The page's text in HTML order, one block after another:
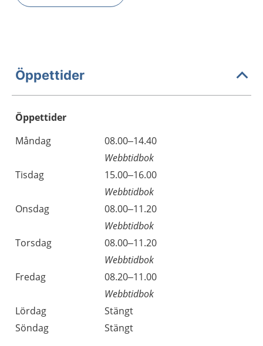
Öppettider
Öppettider
Dag
Öppettider
Kommentarer
Måndag
08.00–14.40
Webbtidbok
Tisdag
15.00–16.00
Webbtidbok
Onsdag
08.00–11.20
Webbtidbok
Torsdag
08.00–11.20
Webbtidbok
Fredag
08.20–11.00
Webbtidbok
Lördag
Stängt
Söndag
Stängt